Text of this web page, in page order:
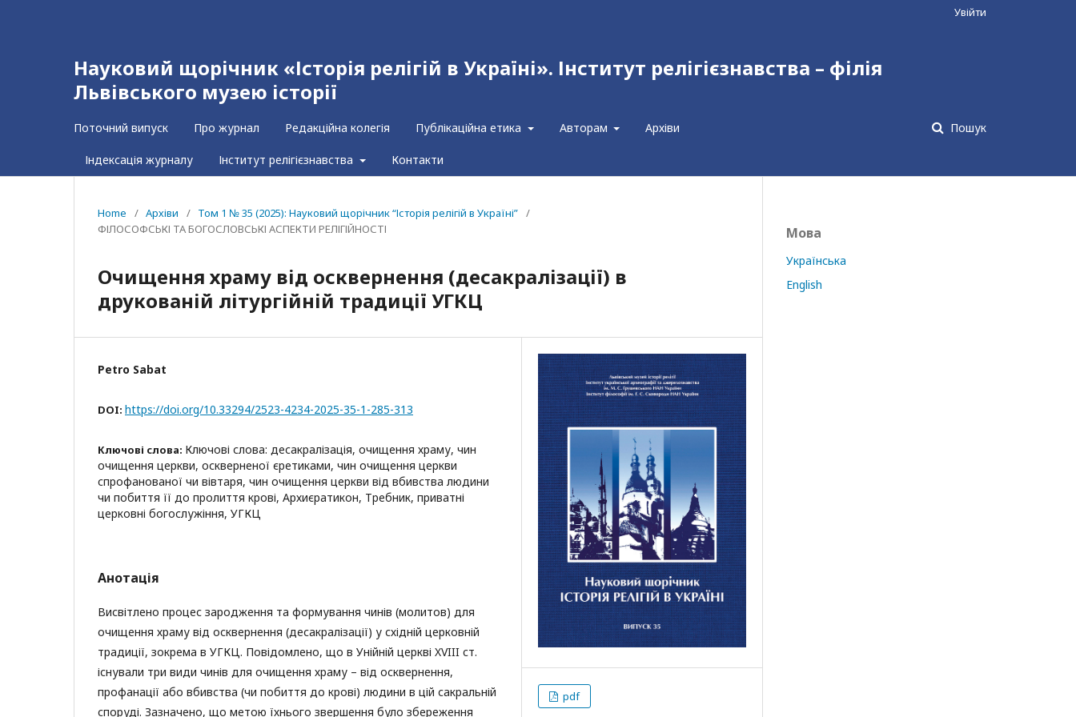
Науковий щорічник «Історія релігій в Україні». Інститут релігієзнавства – філія
Львівського музею історії
Поточний випуск Про журнал Редакційна колегія Публікаційна етика Авторам Архіви
Індексація журналу Інститут релігієзнавства Контакти
Пошук
Увійти
Home / Архіви / Том 1 № 35 (2025): Науковий щорічник “Історія релігій в Україні” /
ФІЛОСОФСЬКІ ТА БОГОСЛОВСЬКІ АСПЕКТИ РЕЛІГІЙНОСТІ
Очищення храму від осквернення (десакралізації) в
друкованій літургійній традиції УГКЦ
Petro Sabat
DOI: https://doi.org/10.33294/2523-4234-2025-35-1-285-313
Ключові слова: Ключові слова: десакралізація, очищення храму, чин
очищення церкви, оскверненої єретиками, чин очищення церкви
спрофанованої чи вівтаря, чин очищення церкви від вбивства людини
чи побиття її до пролиття крові, Архиєратикон, Требник, приватні
церковні богослужіння, УГКЦ
Анотація
Висвітлено процес зародження та формування чинів (молитов) для
очищення храму від осквернення (десакралізації) у східній церковній
традиції, зокрема в УГКЦ. Повідомлено, що в Унійній церкві XVIII cт.
існували три види чинів для очищення храму – від осквернення,
профанації або вбивства (чи побиття до крові) людини в цій сакральній
споруді. Зазначено, що метою їхнього звершення було збереження
pdf
Мова
Українська
English